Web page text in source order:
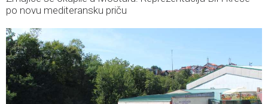
po novu mediteransku priču